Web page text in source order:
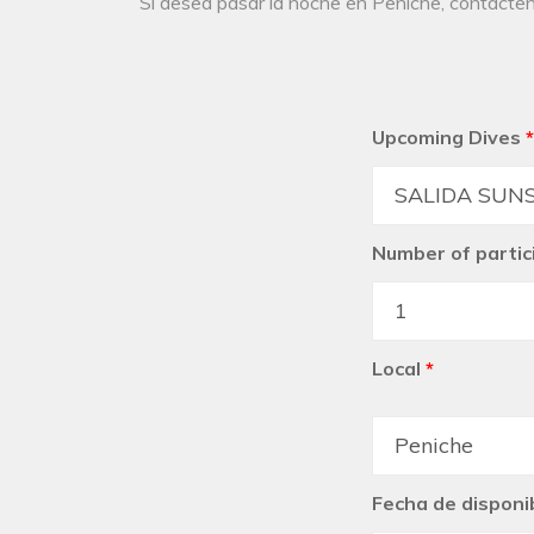
Upcoming Dives *
Number of
Local *
Fecha de